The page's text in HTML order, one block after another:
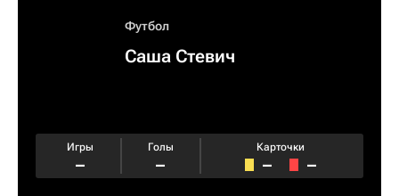
Футбол
Саша Стевич
Игры
–
Голы
–
Карточки
– –